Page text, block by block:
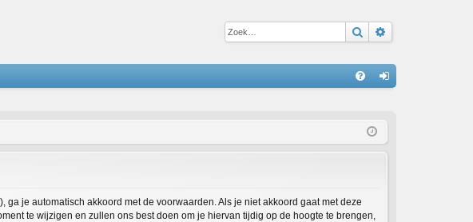
Zoek
m
ga je automatisch akkoord met de voorwaarden. Als je niet akkoord gaat met deze
te wijzigen en zullen ons best doen om je hiervan tijdig op de hoogte te brengen,